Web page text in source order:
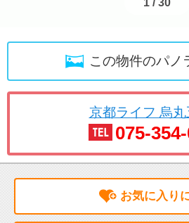
この物件のパノ
京都ライフ 烏
075-
お気に入り